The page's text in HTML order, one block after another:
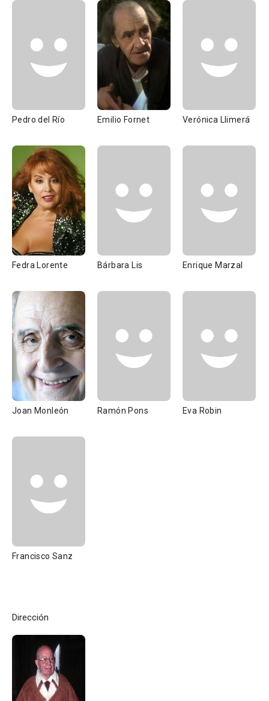
Pedro del Río Emilio Fornet Verónica Llimerá
Fedra Lorente Bárbara Lis Enrique Marzal
Joan Monleón Ramón Pons Eva Robin
Francisco Sanz
Dirección